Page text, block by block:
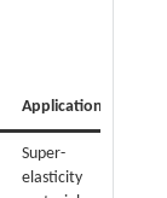
Application
Super-
elasticity